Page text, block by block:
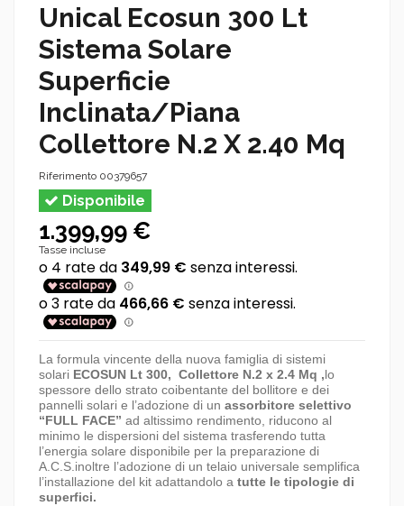
Unical Ecosun 300 Lt
Sistema Solare
Superficie
Inclinata/Piana
Collettore N.2 X 2.40 Mq
Riferimento 00379657
Disponibile
1.399,99 €
Tasse incluse
La formula vincente della nuova famiglia di sistemi
solari ECOSUN Lt 300, Collettore N.2 x 2.4 Mq ,lo
spessore dello strato coibentante del bollitore e dei
pannelli solari e l’adozione di un assorbitore selettivo
“FULL FACE” ad altissimo rendimento, riducono al
minimo le dispersioni del sistema trasferendo tutta
l’energia solare disponibile per la preparazione di
A.C.S. inoltre l’adozione di un telaio universale semplifica
l’installazione del kit adattandolo a tutte le tipologie di
superfici.